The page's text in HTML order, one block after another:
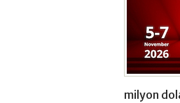
milyon